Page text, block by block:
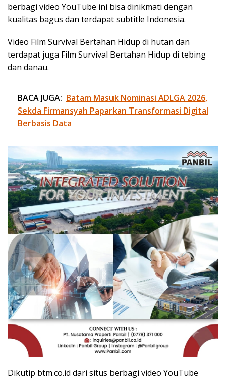
berbagi video YouTube ini bisa dinikmati dengan
kualitas bagus dan terdapat subtitle Indonesia.
Video Film Survival Bertahan Hidup di hutan dan
terdapat juga Film Survival Bertahan Hidup di tebing
dan danau.
BACA JUGA: Batam Masuk Nominasi ADLGA 2026,
Sekda Firmansyah Paparkan Transformasi Digital
Berbasis Data
Dikutip btm.co.id dari situs berbagi video YouTube